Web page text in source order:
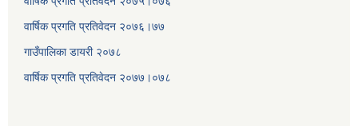
वार्षिक प्रगति प्रतिवेदन २०७६।७७
गाउँपालिका डायरी २०७८
वार्षिक प्रगति प्रतिवेदन २०७७।०७८